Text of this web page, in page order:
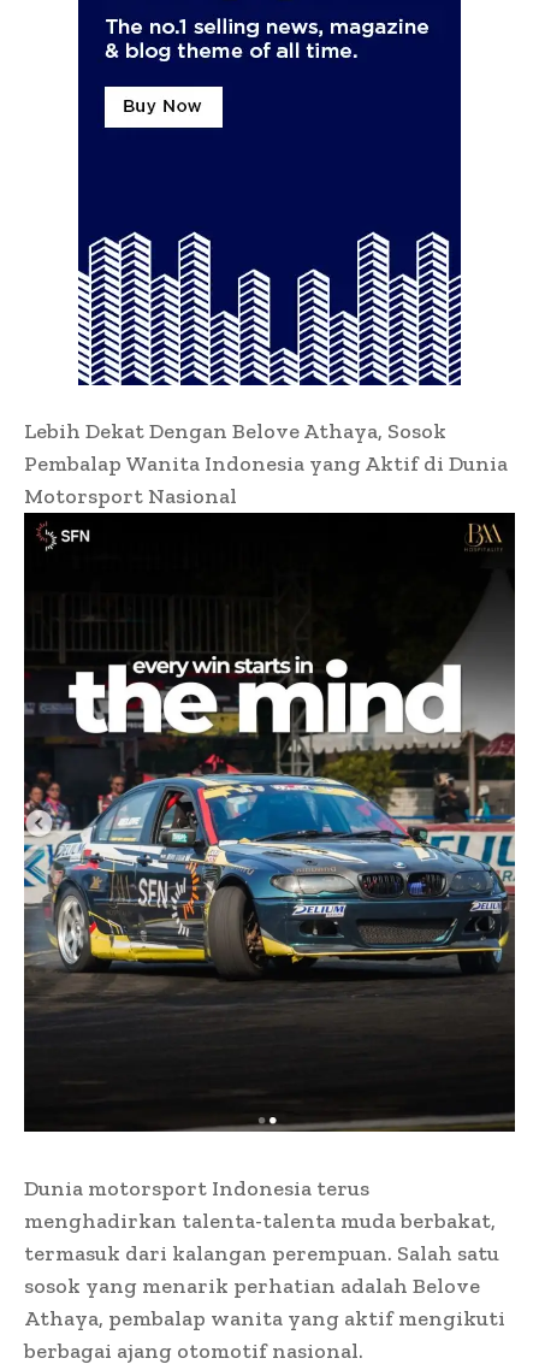
Lebih Dekat Dengan Belove Athaya, Sosok
Pembalap Wanita Indonesia yang Aktif di Dunia
Motorsport Nasional
Dunia motorsport Indonesia terus
menghadirkan talenta-talenta muda berbakat,
termasuk dari kalangan perempuan. Salah satu
sosok yang menarik perhatian adalah Belove
Athaya, pembalap wanita yang aktif mengikuti
berbagai ajang otomotif nasional.